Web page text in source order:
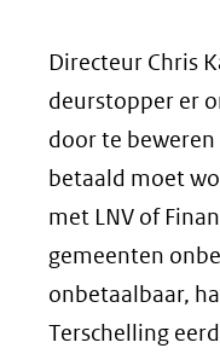
Directeur Chris
deurstopper er
door te
betaald moet
met LNV of
gemeenten
onbetaalbaar,
Terschelling